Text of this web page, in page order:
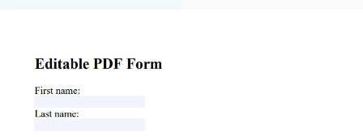
first_name_field = form_document
print(